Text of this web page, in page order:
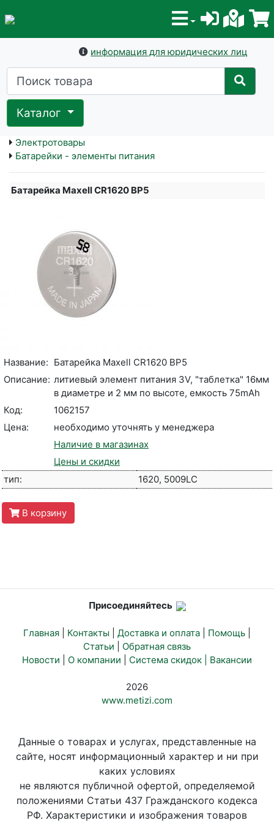
информация для юридических лиц
Каталог
Электротовары
Батарейки - элементы питания
Батарейка Maxell CR1620 BP5
Название: Батарейка Maxell CR1620 BP5
Описание: литиевый элемент питания 3V, "таблетка" 16мм
в диаметре и 2 мм по высоте, емкость 75mAh
Код:
1062157
Цена:
необходимо уточнять у менеджера
Наличие в магазинах
Цены и скидки
тип:
1620, 5009LC
В корзину
Присоединяйтесь
Главная Контакты Доставка и оплата Помощь
Статьи
Обратная связь
Новости
О компании Система скидок | Вакансии
2026
www.metizi.com
Данные о товарах и услугах, представленные на
сайте, носят информационный характер и ни при
каких условиях
не являются публичной офертой, определяемой
положениями Статьи 437 Гражданского кодекса
РФ. Характеристики и изображения товаров